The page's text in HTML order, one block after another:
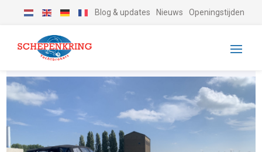
Blog & updates Nieuws Openingstijden